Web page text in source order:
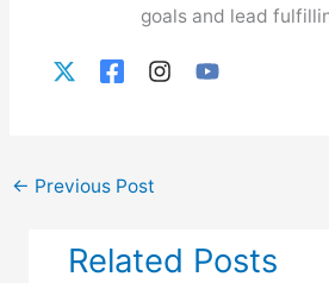
goals and lead
← Previous Post
Related Posts